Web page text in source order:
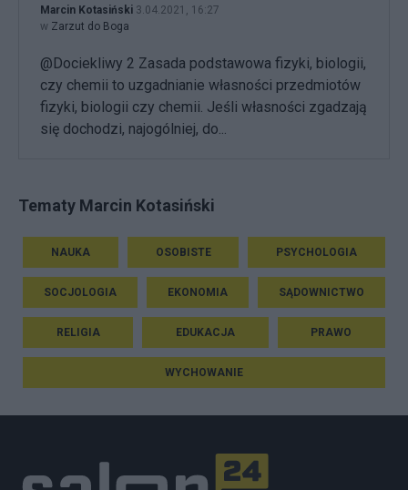
Marcin Kotasiński 3.04.2021, 16:27
w Zarzut do Boga
@Dociekliwy 2 Zasada podstawowa fizyki, biologii,
czy chemii to uzgadnianie własności przedmiotów
fizyki, biologii czy chemii. Jeśli własności zgadzają
się dochodzi, najogólniej, do...
Tematy Marcin Kotasiński
NAUKA OSOBISTE PSYCHOLOGIA
SOCJOLOGIA EKONOMIA SĄDOWNICTWO
RELIGIA EDUKACJA PRAWO
WYCHOWANIE